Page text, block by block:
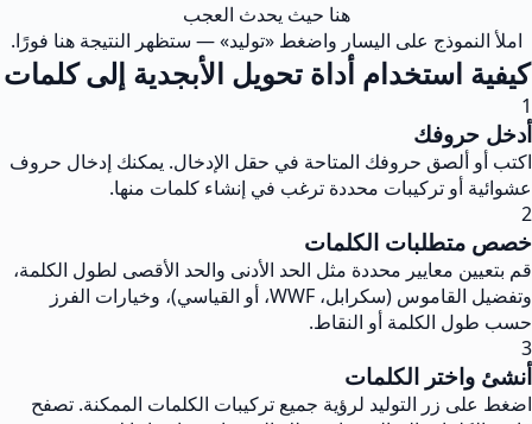
هنا حيث يحدث العجب
املأ النموذج على اليسار واضغط «توليد» — ستظهر النتيجة هنا فورًا.
كيفية استخدام أداة تحويل الأبجدية إلى كلمات
1
أدخل حروفك
اكتب أو ألصق حروفك المتاحة في حقل الإدخال. يمكنك إدخال حروف
عشوائية أو تركيبات محددة ترغب في إنشاء كلمات منها.
2
خصص متطلبات الكلمات
قم بتعيين معايير محددة مثل الحد الأدنى والحد الأقصى لطول الكلمة،
وتفضيل القاموس (سكرابل، WWF، أو القياسي)، وخيارات الفرز
حسب طول الكلمة أو النقاط.
3
أنشئ واختر الكلمات
اضغط على زر التوليد لرؤية جميع تركيبات الكلمات الممكنة. تصفح